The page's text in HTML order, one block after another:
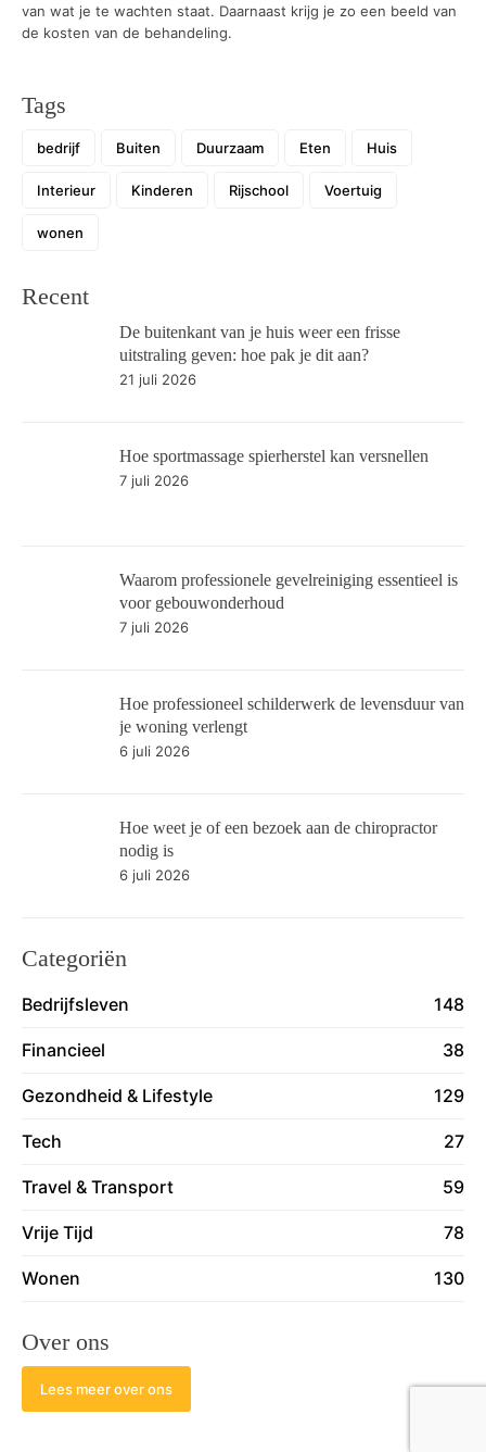
van wat je te wachten staat. Daarnaast krijg je zo een beeld van
de kosten van de behandeling.
Tags
bedrijf Buiten Duurzaam Eten Huis
Interieur Kinderen Rijschool Voertuig
wonen
Recent
De buitenkant van je huis weer een frisse
uitstraling geven: hoe pak je dit aan?
21 juli 2026
Hoe sportmassage spierherstel kan versnellen
7 juli 2026
Waarom professionele gevelreiniging essentieel is
voor gebouwonderhoud
7 juli 2026
Hoe professioneel schilderwerk de levensduur van
je woning verlengt
6 juli 2026
Hoe weet je of een bezoek aan de chiropractor
nodig is
6 juli 2026
Categoriën
Bedrijfsleven 148
Financieel 38
Gezondheid & Lifestyle 129
Tech 27
Travel & Transport 59
Vrije Tijd 78
Wonen 130
Over ons
Lees meer over ons